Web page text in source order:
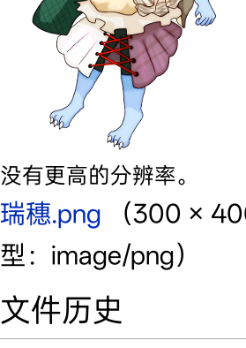
没有更高的分辨率。
瑞穗.png
（300 ×
型：image/png）
文件历史